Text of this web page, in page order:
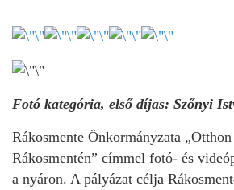
Fotó kategória, első díjas: Szőnyi
Rákosmente Önkormányzata
Rákosmentén” címmel fotó- és
a nyáron. A pályázat célja